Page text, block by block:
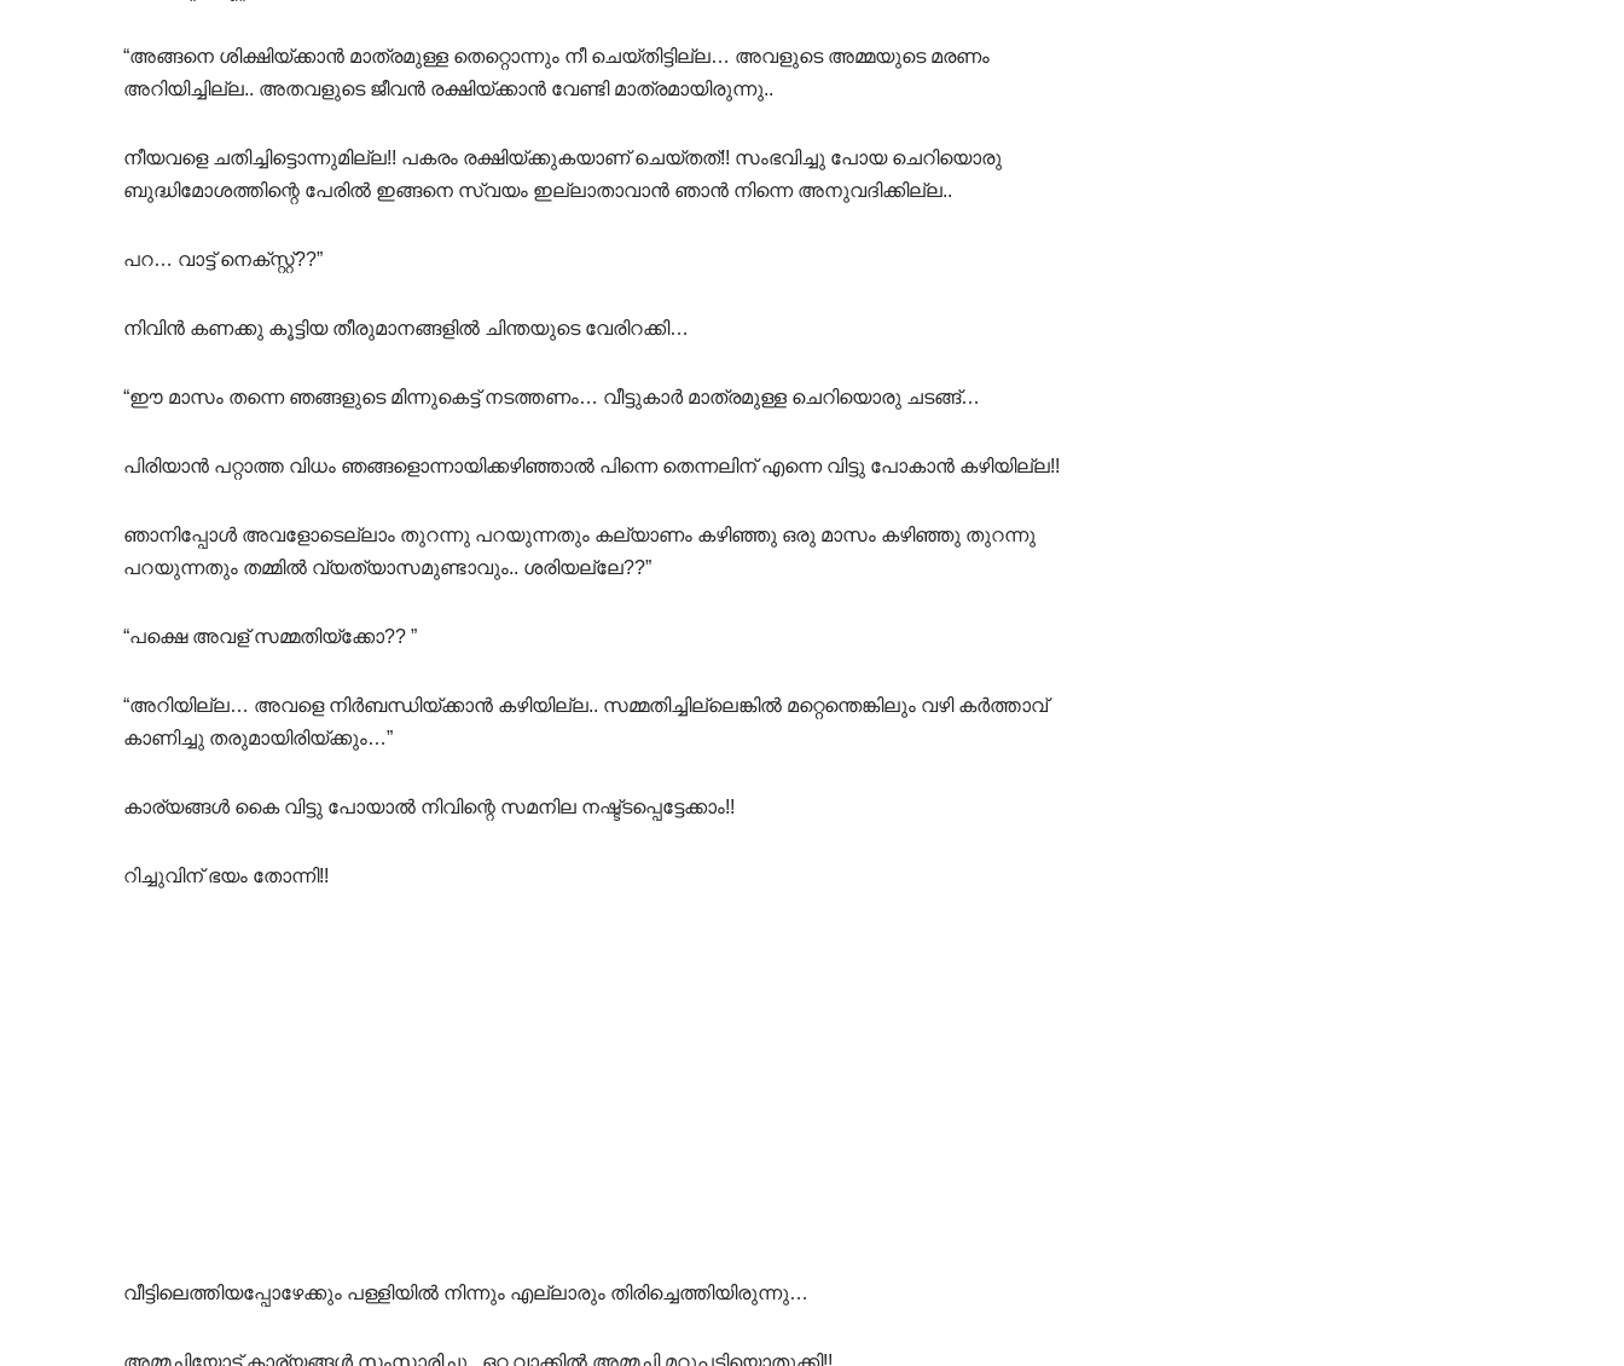
“അങ്ങനെ ശിക്ഷിയ്ക്കാൻ മാത്രമുള്ള തെറ്റൊന്നും നീ ചെയ്തിട്ടില്ല… അവളുടെ അമ്മയുടെ മരണം
അറിയിച്ചില്ല.. അതവളുടെ ജീവൻ രക്ഷിയ്ക്കാൻ വേണ്ടി മാത്രമായിരുന്നു..
നീയവളെ ചതിച്ചിട്ടൊന്നുമില്ല!! പകരം രക്ഷിയ്ക്കുകയാണ് ചെയ്തത്!! സംഭവിച്ചു പോയ ചെറിയൊരു
ബുദ്ധിമോശത്തിന്റെ പേരിൽ ഇങ്ങനെ സ്വയം ഇല്ലാതാവാൻ ഞാൻ നിന്നെ അനുവദിക്കില്ല..
പറ… വാട്ട് നെക്സ്റ്റ്??”
നിവിൻ കണക്കു കൂട്ടിയ തീരുമാനങ്ങളിൽ ചിന്തയുടെ വേരിറക്കി…
“ഈ മാസം തന്നെ ഞങ്ങളുടെ മിന്നുകെട്ട് നടത്തണം… വീട്ടുകാർ മാത്രമുള്ള ചെറിയൊരു ചടങ്ങ്…
പിരിയാൻ പറ്റാത്ത വിധം ഞങ്ങളൊന്നായിക്കഴിഞ്ഞാൽ പിന്നെ തെന്നലിന് എന്നെ വിട്ടു പോകാൻ കഴിയില്ല!!
ഞാനിപ്പോൾ അവളോടെല്ലാം തുറന്നു പറയുന്നതും കല്യാണം കഴിഞ്ഞു ഒരു മാസം കഴിഞ്ഞു തുറന്നു
പറയുന്നതും തമ്മിൽ വ്യത്യാസമുണ്ടാവും.. ശരിയല്ലേ??”
“പക്ഷെ അവള് സമ്മതിയ്ക്കോ?? ”
“അറിയില്ല… അവളെ നിർബന്ധിയ്ക്കാൻ കഴിയില്ല.. സമ്മതിച്ചില്ലെങ്കിൽ മറ്റെന്തെങ്കിലും വഴി കർത്താവ്
കാണിച്ചു തരുമായിരിയ്ക്കും…”
കാര്യങ്ങൾ കൈ വിട്ടു പോയാൽ നിവിന്റെ സമനില നഷ്ട്ടപ്പെട്ടേക്കാം!!
റിച്ചുവിന് ഭയം തോന്നി!!
വീട്ടിലെത്തിയപ്പോഴേക്കും പള്ളിയിൽ നിന്നും എല്ലാരും തിരിച്ചെത്തിയിരുന്നു…